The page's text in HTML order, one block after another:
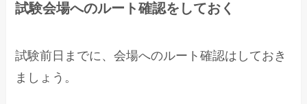
試験会場へのルート確認をしておく
試験前日までに、会場へのルート確認はしておき
ましょう。